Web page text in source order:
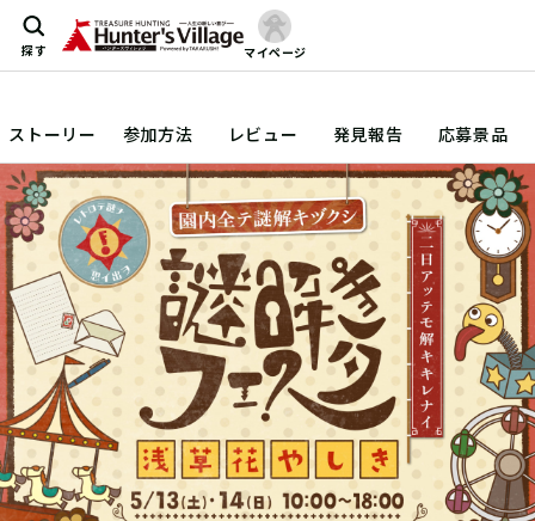
探す マイページ
ストーリー 参加方法 レビュー 発見報告 応募景品